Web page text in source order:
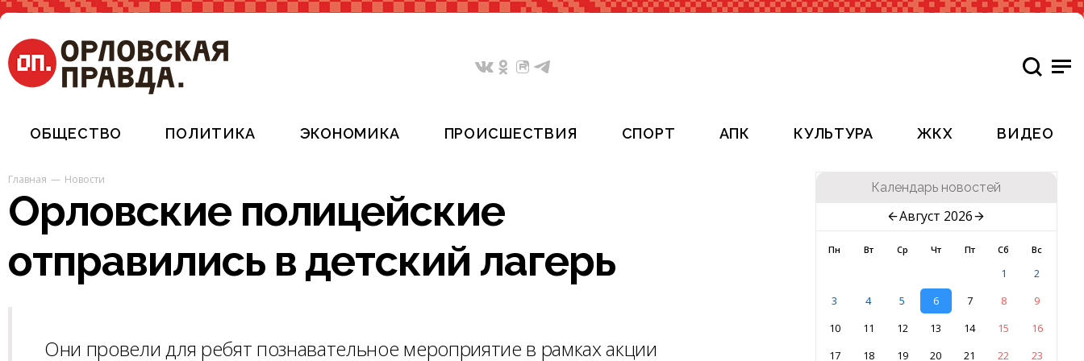
ОБЩЕСТВО ПОЛИТИКА ЭКОНОМИКА ПРОИСШЕСТВИЯ СПОРТ АПК КУЛЬТУРА ЖКХ ВИДЕО
Главная Новости
Орловские полицейские
отправились в детский лагерь
Они провели для ребят познавательное мероприятие в рамках акции
Календарь новостей
Август 2026
Пн Вт Ср Чт Пт Сб Вс
1
2
3
4 5 6 7 8
9
10
11 12 13 14 15
16
17
18 19 20 21 22 23